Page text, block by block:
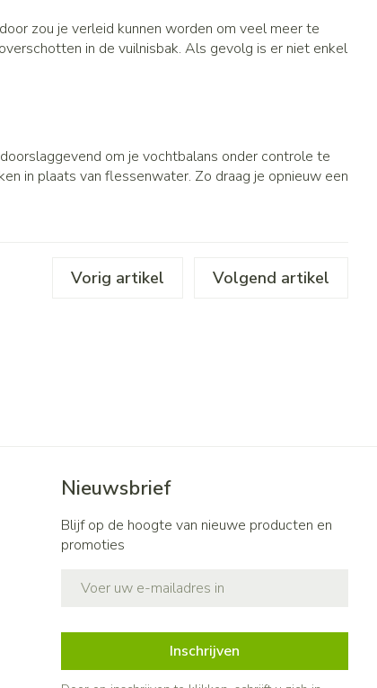
zou je verleid kunnen worden om veel meer te
in de vuilnisbak. Als gevolg is er niet enkel
om je vochtbalans onder controle te
in plaats van flessenwater. Zo draag je opnieuw een
Vorig artikel Volgend artikel
Nieuwsbrief
Blijf op de hoogte van nieuwe producten en
promoties
Inschrijven